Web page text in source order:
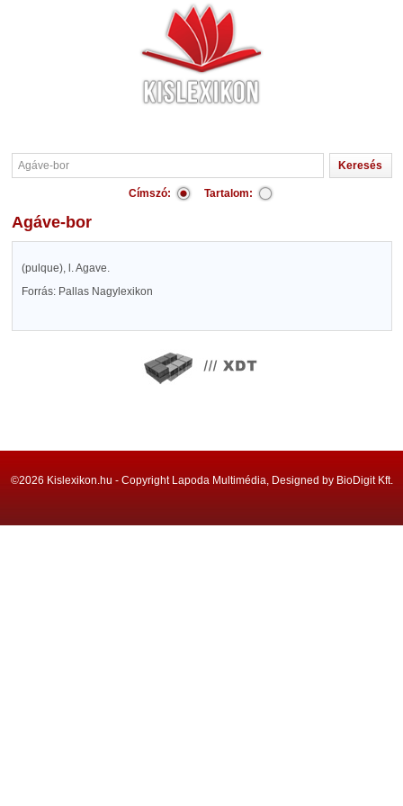
Címszó: Tartalom:
Agáve-bor
(pulque), l. Agave.
Forrás: Pallas Nagylexikon
©2026 Kislexikon.hu - Copyright Lapoda Multimédia, Designed by BioDigit Kft.